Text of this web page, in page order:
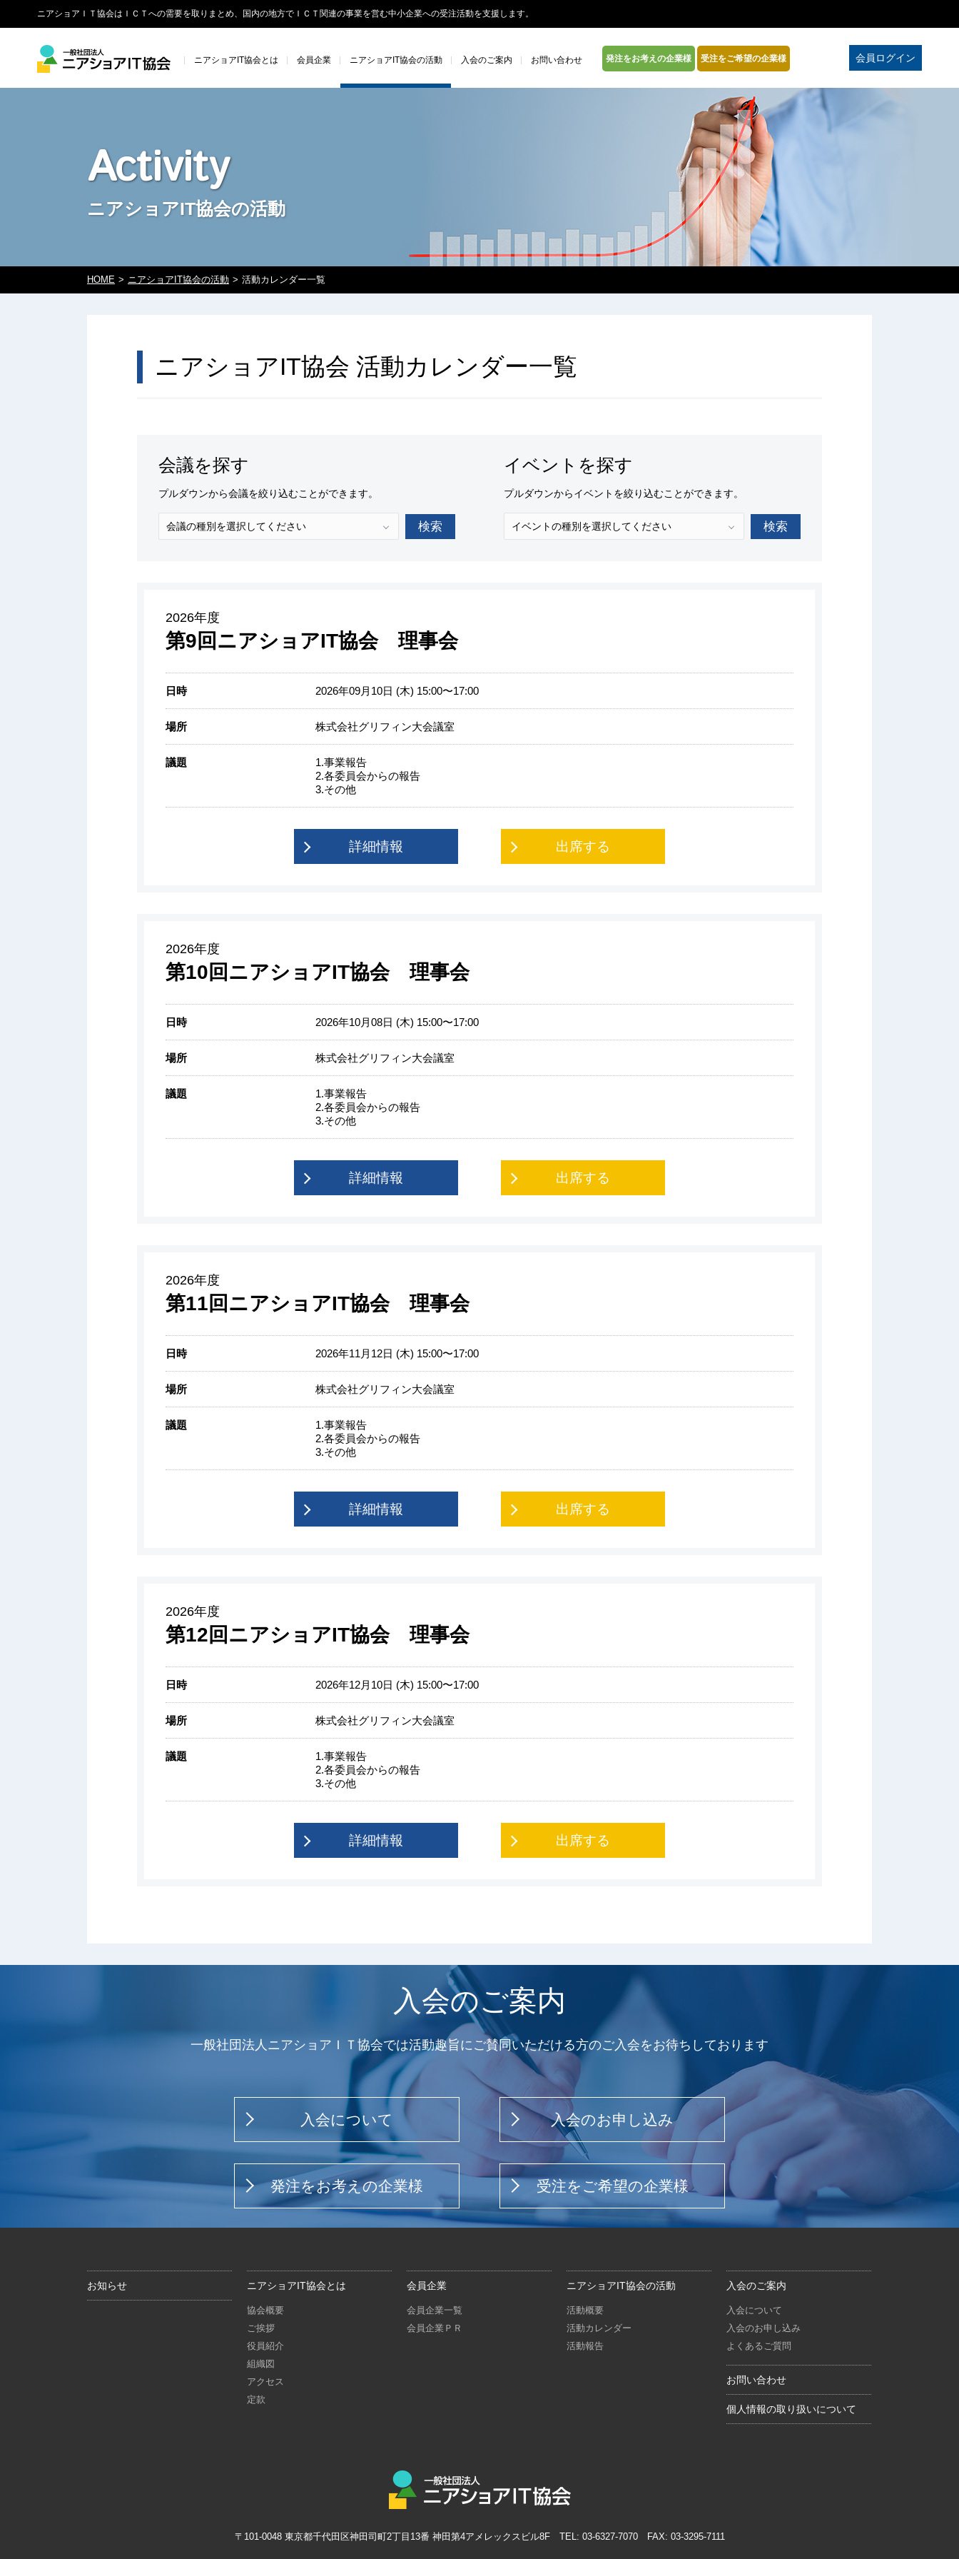
ニアショアＩＴ協会はＩＣＴへの需要を取りまとめ、国内の地方でＩＣＴ関連の事業を営む中小企業への受注活動を支援します。
ニアショアIT協会とは 会員企業 ニアショアIT協会の活動 入会のご案内 お問い合わせ 発注をお考えの企業様 受注をご希望の企業様 会員ログイン
Activity
ニアショアIT協会の活動
HOME ニアショアIT協会の活動 活動カレンダー一覧
ニアショアIT協会 活動カレンダー一覧
会議を探す
プルダウンから会議を絞り込むことができます。
検索
イベントを探す
プルダウンからイベントを絞り込むことができます。
検索
2026年度
第9回ニアショアIT協会 理事会
日時 2026年09月10日 (木) 15:00〜17:00
場所 株式会社グリフィン大会議室
議題
1.事業報告
2.各委員会からの報告
3.その他
詳細情報 出席する
2026年度
第10回ニアショアIT協会 理事会
日時 2026年10月08日 (木) 15:00〜17:00
場所 株式会社グリフィン大会議室
議題
1.事業報告
2.各委員会からの報告
3.その他
詳細情報 出席する
2026年度
第11回ニアショアIT協会 理事会
日時 2026年11月12日 (木) 15:00〜17:00
場所 株式会社グリフィン大会議室
議題
1.事業報告
2.各委員会からの報告
3.その他
詳細情報 出席する
2026年度
第12回ニアショアIT協会 理事会
日時 2026年12月10日 (木) 15:00〜17:00
場所 株式会社グリフィン大会議室
議題
1.事業報告
2.各委員会からの報告
3.その他
詳細情報 出席する
入会のご案内
一般社団法人ニアショアＩＴ協会では活動趣旨にご賛同いただける方のご入会をお待ちしております
入会について 入会のお申し込み
発注をお考えの企業様 受注をご希望の企業様
お知らせ ニアショアIT協会とは
協会概要
ご挨拶
役員紹介
組織図
アクセス
定款
会員企業
会員企業一覧
会員企業ＰＲ
ニアショアIT協会の活動
活動概要
活動カレンダー
活動報告
入会のご案内
入会について
入会のお申し込み
よくあるご質問
お問い合わせ
個人情報の取り扱いについて
〒101-0048 東京都千代田区神田司町2丁目13番 神田第4アメレックスビル8F TEL: 03-6327-7070FAX: 03-3295-7111